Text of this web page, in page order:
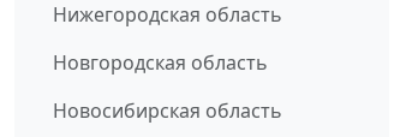
Нижегородская область
Новгородская область
Новосибирская область